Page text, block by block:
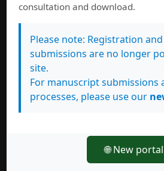
consultation and download.
Please note: Registration
submissions are no longer
site.
For manuscript submissions
processes, please use our
🌐 New portal